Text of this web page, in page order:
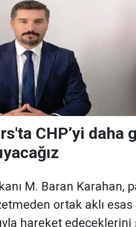
CHP’yi daha
M. Baran Karahan,
ortak aklı
hareket edeceklerini